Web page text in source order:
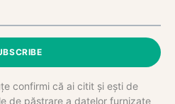
confirmi că ai citit și ești de
de păstrare a datelor furnizate